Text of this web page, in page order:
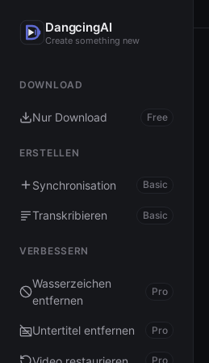
DangcingAI
Create something new
DOWNLOAD
Nur Download Free
ERSTELLEN
Synchronisation Basic
Transkribieren Basic
VERBESSERN
Wasserzeichen
entfernen
Pro
Untertitel entfernen Pro
Pro